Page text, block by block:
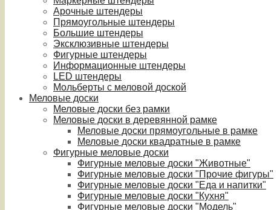
Арочные штендеры
Прямоугольные штендеры
Большие штендеры
Эксклюзивные штендеры
Фигурные штендеры
Информационные штендеры
LED штендеры
Мольберты с меловой доской
Меловые доски
Меловые доски без рамки
Меловые доски в деревянной рамке
Меловые доски прямоугольные в рамке
Меловые доски квадратные в рамке
Фигурные меловые доски
Фигурные меловые доски "Животные"
Фигурные меловые доски "Прочие фигуры"
Фигурные меловые доски "Еда и напитки"
Фигурные меловые доски "Кухня"
Фигурные меловые доски "Модель"